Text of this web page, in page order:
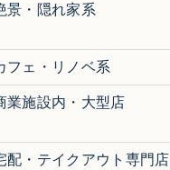
景・隠れ家系
フェ・リノベ系
業施設内・大型店
配・テイクアウト専門店